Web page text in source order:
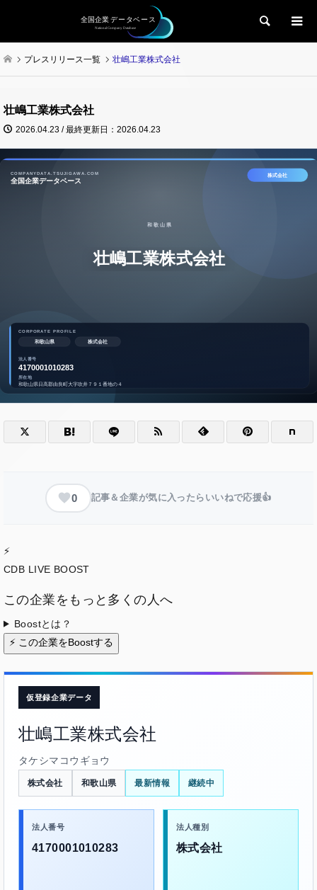
検索
プレスリリース一覧 壮嶋工業株式会社
壮嶋工業株式会社
2026.04.23 / 最終更新日：2026.04.23
0 記事＆企業が気に入ったらいいねで応援👍
⚡
CDB LIVE BOOST
この企業をもっと多くの人へ
Boostとは？
⚡ この企業をBoostする
仮登録企業データ
壮嶋工業株式会社
タケシマコウギョウ
株式会社 和歌山県 最新情報 継続中
法人番号
4170001010283
法人種別
株式会社